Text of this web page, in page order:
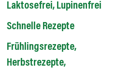
Laktosefrei, Lupinenfrei
Schnelle Rezepte
Frühlingsrezepte,
Herbstrezepte,